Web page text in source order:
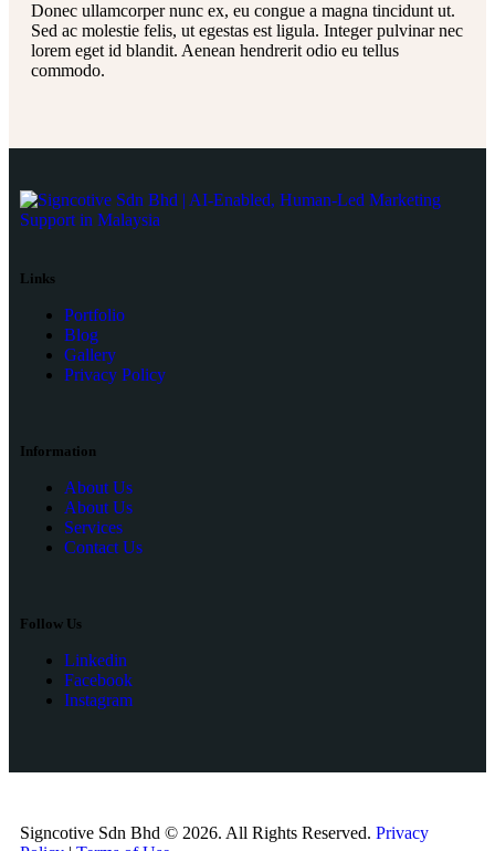
Donec ullamcorper nunc ex, eu congue a magna tincidunt ut.
Sed ac molestie felis, ut egestas est ligula. Integer pulvinar nec
lorem eget id blandit. Aenean hendrerit odio eu tellus
commodo.
Links
Portfolio
Blog
Gallery
Privacy Policy
Information
About Us
About Us
Services
Contact Us
Follow Us
Linkedin
Facebook
Instagram
Signcotive Sdn Bhd © 2026. All Rights Reserved. Privacy